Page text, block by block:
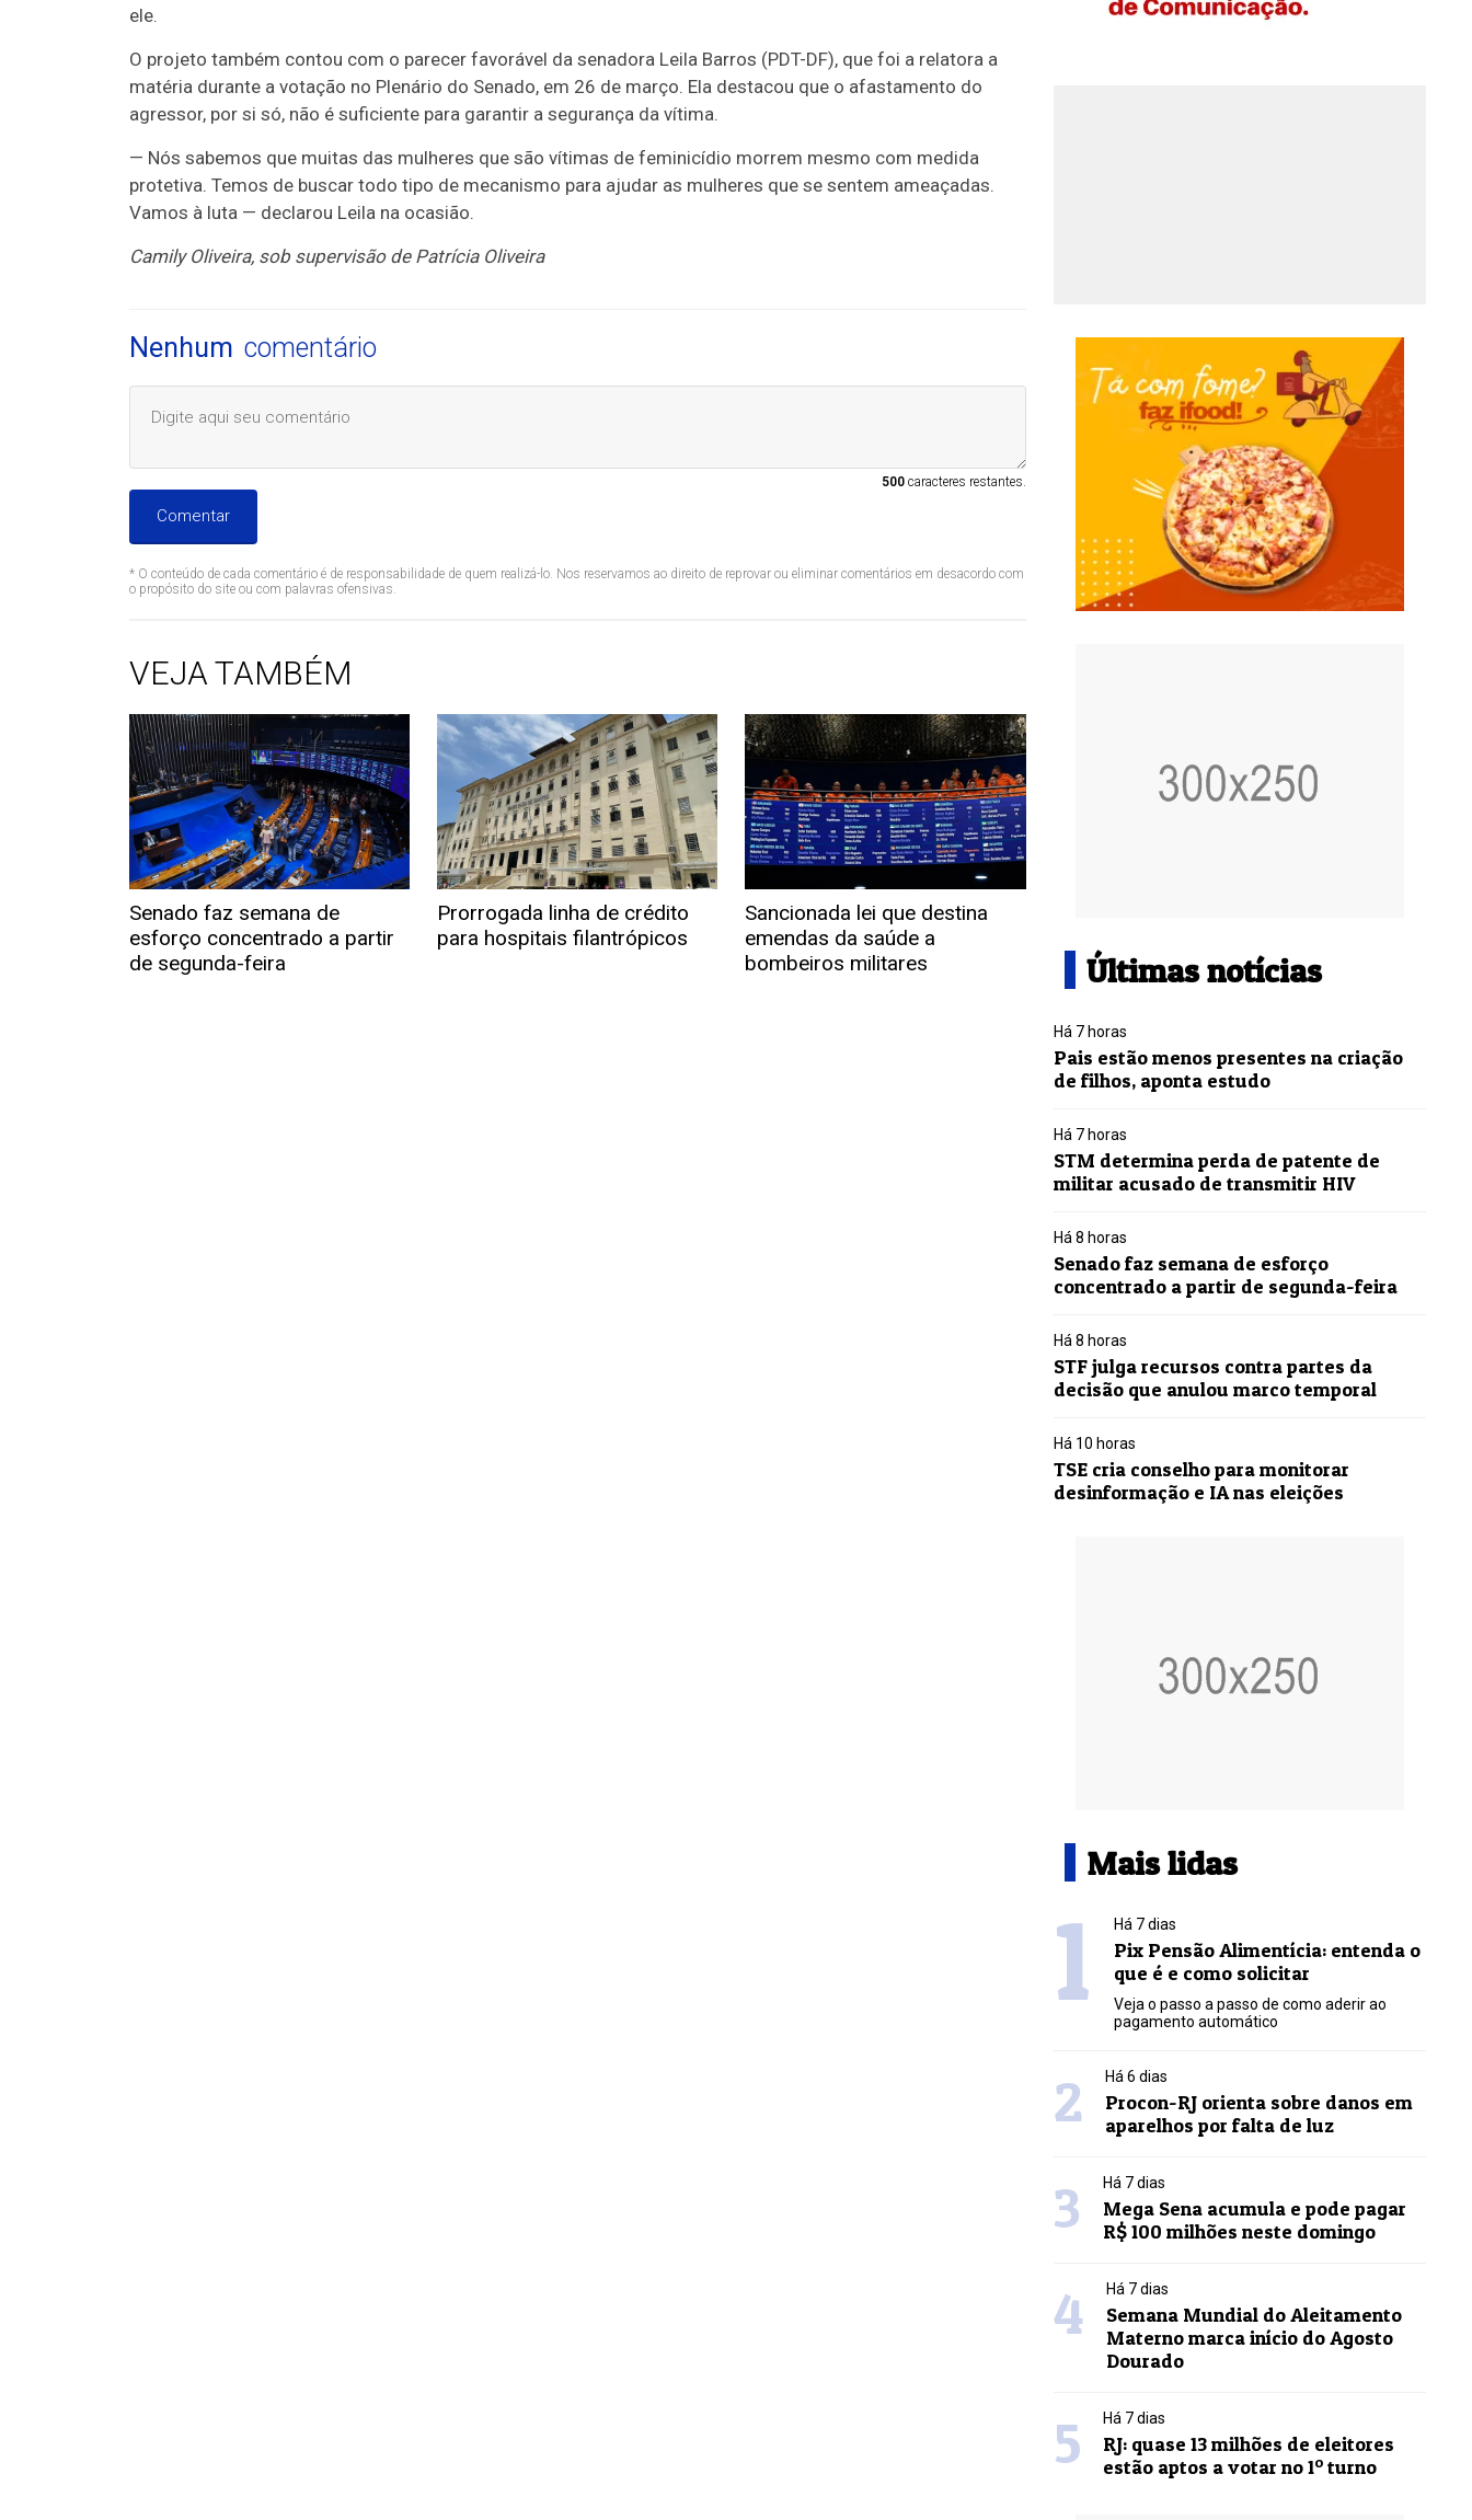
ele.
O projeto também contou com o parecer favorável da senadora Leila Barros (PDT-DF), que foi a relatora a
matéria durante a votação no Plenário do Senado, em 26 de março. Ela destacou que o afastamento do
agressor, por si só, não é suficiente para garantir a segurança da vítima.
— Nós sabemos que muitas das mulheres que são vítimas de feminicídio morrem mesmo com medida
protetiva. Temos de buscar todo tipo de mecanismo para ajudar as mulheres que se sentem ameaçadas.
Vamos à luta — declarou Leila na ocasião.
Camily Oliveira, sob supervisão de Patrícia Oliveira
Nenhum comentário
500caracteres restantes.
Comentar
* O conteúdo de cada comentário é de responsabilidade de quem realizá-lo. Nos reservamos ao direito de reprovar ou eliminar comentários em desacordo com
o propósito do site ou com palavras ofensivas.
VEJA TAMBÉM
Senado faz semana de
esforço concentrado a partir
de segunda-feira
Prorrogada linha de crédito
para hospitais filantrópicos
Sancionada lei que destina
emendas da saúde a
bombeiros militares
Últimas notícias
Há 7 horas
Pais estão menos presentes na criação
de filhos, aponta estudo
Há 7 horas
STM determina perda de patente de
militar acusado de transmitir HIV
Há 8 horas
Senado faz semana de esforço
concentrado a partir de segunda-feira
Há 8 horas
STF julga recursos contra partes da
decisão que anulou marco temporal
Há 10 horas
TSE cria conselho para monitorar
desinformação e IA nas eleições
Mais lidas
1 Há 7 dias
Pix Pensão Alimentícia: entenda o
que é e como solicitar
Veja o passo a passo de como aderir ao
pagamento automático
2 Há 6 dias
Procon-RJ orienta sobre danos em
aparelhos por falta de luz
3 Há 7 dias
Mega Sena acumula e pode pagar
R$ 100 milhões neste domingo
4 Há 7 dias
Semana Mundial do Aleitamento
Materno marca início do Agosto
Dourado
5 Há 7 dias
RJ: quase 13 milhões de eleitores
estão aptos a votar no 1º turno